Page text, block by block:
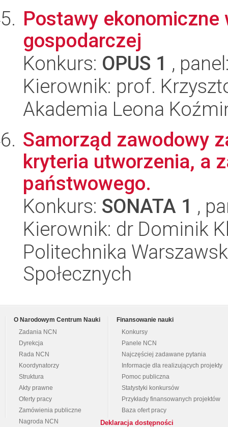
Postawy
gospodarczej
Konkurs: OPUS 1 ,
Kierownik: prof.
Akademia Leona
Samorząd zawodowy
kryteria utworzenia, a
państwowego.
Konkurs: SONATA 1 ,
Kierownik: dr Dominik
Politechnika
Społecznych
O Narodowym Centrum Nauki
Zadania NCN
Dyrekcja
Rada NCN
Koordynatorzy
Struktura
Akty prawne
Oferty pracy
Zamówienia publiczne
Nagroda NCN
Finansowanie nauki
Konkursy
Panele NCN
Najczęściej zadawane pytania
Informacje dla realizujących projekty
Pomoc publiczna
Statystyki konkursów
Przykłady finansowanych projektów
Baza ofert pracy
Deklaracja dostępności